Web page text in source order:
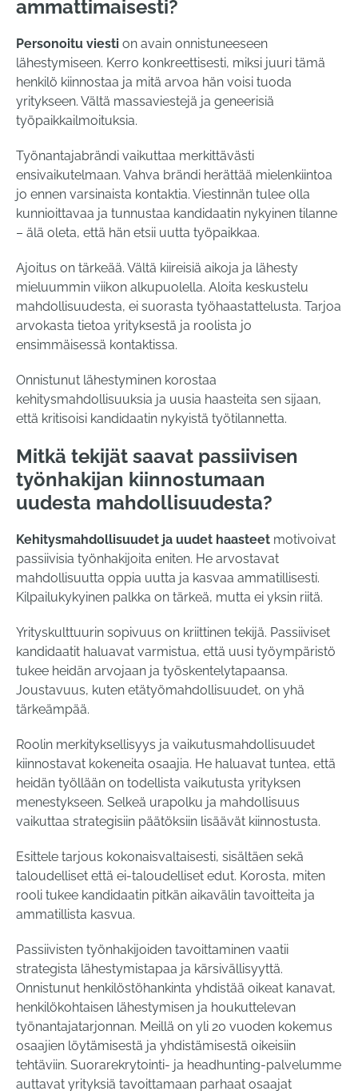
ammattimaisesti?
Personoitu viesti on avain onnistuneeseen
lähestymiseen. Kerro konkreettisesti, miksi juuri tämä
henkilö kiinnostaa ja mitä arvoa hän voisi tuoda
yritykseen. Vältä massaviestejä ja geneerisiä
työpaikkailmoituksia.
Työnantajabrändi vaikuttaa merkittävästi
ensivaikutelmaan. Vahva brändi herättää mielenkiintoa
jo ennen varsinaista kontaktia. Viestinnän tulee olla
kunnioittavaa ja tunnustaa kandidaatin nykyinen tilanne
– älä oleta, että hän etsii uutta työpaikkaa.
Ajoitus on tärkeää. Vältä kiireisiä aikoja ja lähesty
mieluummin viikon alkupuolella. Aloita keskustelu
mahdollisuudesta, ei suorasta työhaastattelusta. Tarjoa
arvokasta tietoa yrityksestä ja roolista jo
ensimmäisessä kontaktissa.
Onnistunut lähestyminen korostaa
kehitysmahdollisuuksia ja uusia haasteita sen sijaan,
että kritisoisi kandidaatin nykyistä työtilannetta.
Mitkä tekijät saavat passiivisen
työnhakijan kiinnostumaan
uudesta mahdollisuudesta?
Kehitysmahdollisuudet ja uudet haasteet motivoivat
passiivisia työnhakijoita eniten. He arvostavat
mahdollisuutta oppia uutta ja kasvaa ammatillisesti.
Kilpailukykyinen palkka on tärkeä, mutta ei yksin riitä.
Yrityskulttuurin sopivuus on kriittinen tekijä. Passiiviset
kandidaatit haluavat varmistua, että uusi työympäristö
tukee heidän arvojaan ja työskentelytapaansa.
Joustavuus, kuten etätyömahdollisuudet, on yhä
tärkeämpää.
Roolin merkityksellisyys ja vaikutusmahdollisuudet
kiinnostavat kokeneita osaajia. He haluavat tuntea, että
heidän työllään on todellista vaikutusta yrityksen
menestykseen. Selkeä urapolku ja mahdollisuus
vaikuttaa strategisiin päätöksiin lisäävät kiinnostusta.
Esittele tarjous kokonaisvaltaisesti, sisältäen sekä
taloudelliset että ei-taloudelliset edut. Korosta, miten
rooli tukee kandidaatin pitkän aikavälin tavoitteita ja
ammatillista kasvua.
Passiivisten työnhakijoiden tavoittaminen vaatii
strategista lähestymistapaa ja kärsivällisyyttä.
Onnistunut henkilöstöhankinta yhdistää oikeat kanavat,
henkilökohtaisen lähestymisen ja houkuttelevan
työnantajatarjonnan. Meillä on yli 20 vuoden kokemus
osaajien löytämisestä ja yhdistämisestä oikeisiin
tehtäviin. Suorarekrytointi- ja headhunting-palvelumme
auttavat yrityksiä tavoittamaan parhaat osaajat